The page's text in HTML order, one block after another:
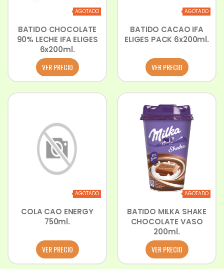
AGOTADO
BATIDO CHOCOLATE
90% LECHE IFA ELIGES
6x200ml.
VER PRECIO
AGOTADO
BATIDO CACAO IFA
ELIGES PACK 6x200ml.
VER PRECIO
AGOTADO
COLA CAO ENERGY
750ml.
VER PRECIO
AGOTADO
BATIDO MILKA SHAKE
CHOCOLATE VASO
200ml.
VER PRECIO